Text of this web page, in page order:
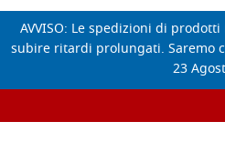
AVVISO: Le spedizioni di
subire ritardi prolungati. Saremo
23